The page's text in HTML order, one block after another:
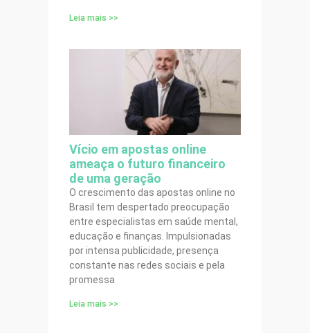
Leia mais >>
Vício em apostas online
ameaça o futuro financeiro
de uma geração
O crescimento das apostas online no
Brasil tem despertado preocupação
entre especialistas em saúde mental,
educação e finanças. Impulsionadas
por intensa publicidade, presença
constante nas redes sociais e pela
promessa
Leia mais >>